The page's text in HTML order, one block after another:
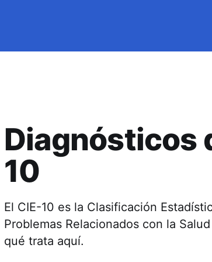
Diagnósticos
10
El CIE-10 es la Clasificación
Problemas Relacionados con la
qué trata aquí.